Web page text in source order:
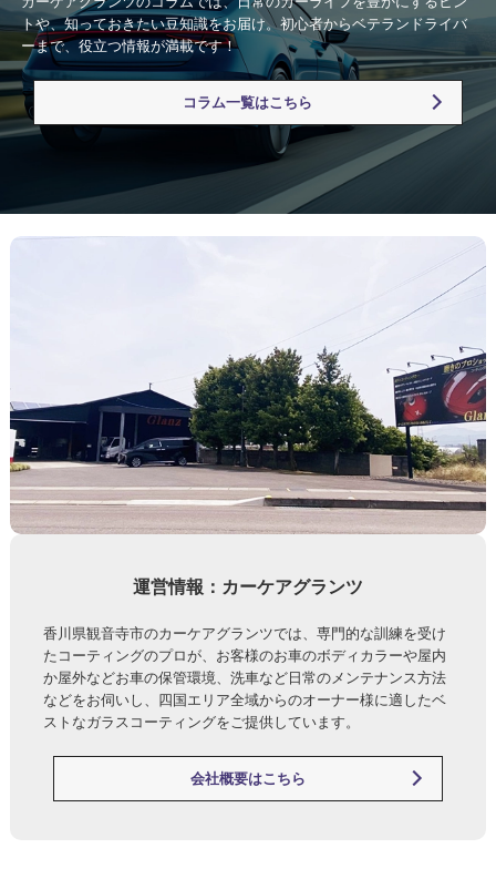
トや、知っておきたい豆知識をお届け。初心者からベテランドライバ
ーまで、役立つ情報が満載です！
コラム一覧はこちら
運営情報：カーケアグランツ
香川県観音寺市のカーケアグランツでは、専門的な訓練を受け
たコーティングのプロが、お客様のお車のボディカラーや屋内
か屋外などお車の保管環境、洗車など日常のメンテナンス方法
などをお伺いし、四国エリア全域からのオーナー様に適したベ
ストなガラスコーティングをご提供しています。
会社概要はこちら